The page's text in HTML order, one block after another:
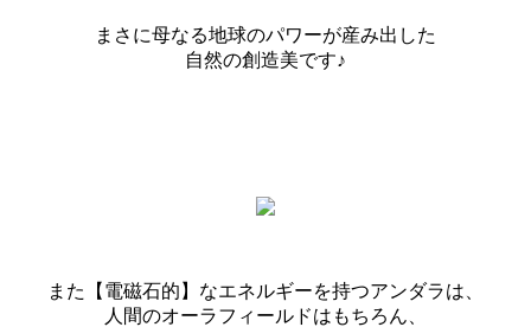
まさに母なる地球のパワーが産み出した
自然の創造美です♪
また【電磁石的】なエネルギーを持つアンダラは、
人間のオーラフィールドはもちろん、